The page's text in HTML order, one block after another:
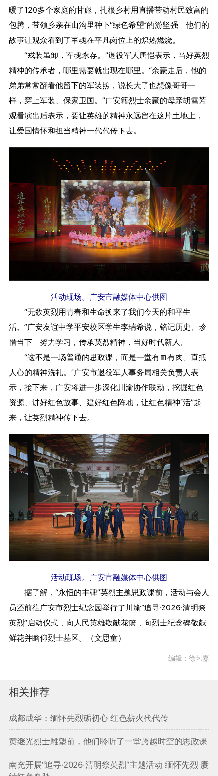
暖了120多个家庭的甘彪，扎根乡村用直播带动村民致富的
包腾，带领乡亲在山沟里种下“绿色希望”的游坚强，他们的
故事让观众看到了军魂在平凡岗位上的炽热燃烧。
“戎装虽卸，军魂永存。”退役军人唐恺表示，当好英烈
精神的传承者，哪里需要就出现在哪里。“余豪走后，他的
弟弟常常翻看他留下的军装照，说长大了也想像哥哥一
样，穿上军装、保家卫国。”广安籍烈士余豪的母亲胡雪芳
观看演出后表示，要让英雄的精神永远留在这片土地上，
让爱国情怀和担当精神一代代传下去。
活动现场。广安市融媒体中心供图
“无数英烈用青春和生命换来了我们今天的和平生
活。”广安友谊中学平安校区学生李瑞希说，铭记历史、珍
惜当下，努力学习，传承英烈精神，当好时代新人。
“这不是一场普通的思政课，而是一堂有血有肉、直抵
人心的精神洗礼。”广安市退役军人事务局相关负责人表
示，接下来，广安将进一步深化川渝协作联动，挖掘红色
资源、讲好红色故事、建好红色阵地，让红色精神“活”起
来，让英烈精神传下去。
活动现场。广安市融媒体中心供图
据了解，“永恒的丰碑”英烈主题思政课前，活动与会人
员还前往广安市烈士纪念园举行了川渝“追寻·2026·清明祭
英烈”启动仪式，向人民英雄敬献花篮，向烈士纪念碑敬献
鲜花并瞻仰烈士墓区。（文思童）
编辑：徐艺嘉
相关推荐
成都成华：缅怀先烈砺初心 红色薪火代代传
黄继光烈士雕塑前，他们聆听了一堂跨越时空的思政课
南充开展“追寻·2026·清明祭英烈”主题活动 缅怀先烈 赓